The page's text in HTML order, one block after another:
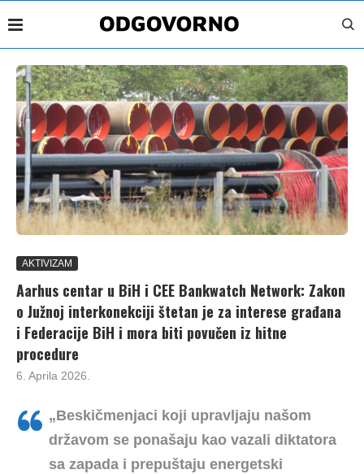
AKTIVIZAM
Aarhus centar u BiH i CEE Bankwatch Network: Zakon
o Južnoj interkonekciji štetan je za interese građana
i Federacije BiH i mora biti povučen iz hitne
procedure
6. Aprila 2026.
„Beskičmenjaci koji upravljaju našom
državom se ponašaju kao vazali diktatora
sa zapada i prepuštaju energetski